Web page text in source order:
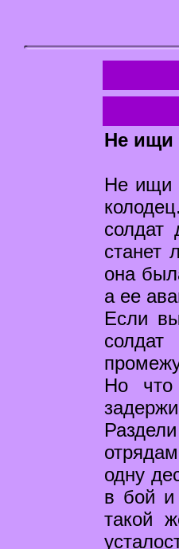
Не ищи
Не ищи
солдат
станет
она
а ее
Если
Но что
одну
в бой и
такой